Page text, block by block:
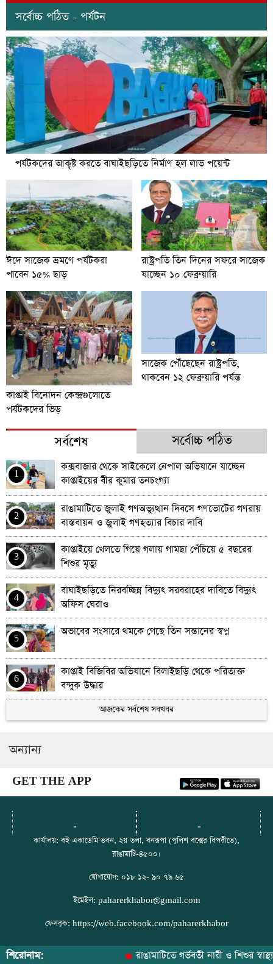
সর্বোচ্চ পঠিত - পর্যটন
পর্যটকদের আকৃষ্ট করতে বাঘাইছড়িতে নির্মাণ হল লাভ পয়েন্ট
ঈদে সাজেক ভ্রমণে পর্যটকরা
পাবেন ১৫% ছাড়
রাষ্ট্রপতি তিন দিনের সফরে সাজেক
যাচ্ছেন ১০ ফেব্রুয়ারি
কাপ্তাই বিনোদন কেন্দ্রগুলোতে
পর্যটকদের ভিড়
সাজেক পৌঁছেছেন রাষ্ট্রপতি,
থাকবেন ১২ ফেব্রুয়ারি পর্যন্ত
সর্বশেষ সর্বোচ্চ পঠিত
1
কক্সবাজার থেকে সাইকেলে নেপাল অভিযানে যাচ্ছেন
কাপ্তাইয়ের বীর কুমার তনচংগ্যা
2
রাঙামাটিতে জুলাই গণঅভ্যুত্থান দিবসে গণভোটের গণরায়
বাস্তবায়ন ও জুলাই গণহত্যার বিচার দাবি
3
কাপ্তাইয়ে খেলতে গিয়ে গলায় গামছা পেঁচিয়ে ৫ বছরের
শিশুর মৃত্যু
4
বাঘাইছড়িতে নিরবচ্ছিন্ন বিদ্যুৎ সরবরাহের দাবিতে বিদ্যুৎ
অফিস ঘেরাও
5
অভাবের সংসারে থমকে গেছে তিন সন্তানের স্বপ্ন
6
কাপ্তাই বিজিবির অভিযানে বিলাইছড়ি থেকে পরিত্যক্ত
বন্দুক উদ্ধার
7
‎পার্বত্য জেলা পরিষদের নিয়োগে ৯৩ শতাংশ মেধাভিত্তিক
নিয়োগ চেয়ে ৬ দফা দাবি কোটা বিরোধী ঐক্যজোটের
বাঘাইছড়ি থানার বিশেষ অভিযানে ৯৮ পিস ইয়াবাসহ
মহালছড়িতে সেনাবাহিনীর বিনামূল্যে চিকিৎসা সেবা, ওষুধ
আজকের সর্বশেষ সবখবর
অন্যান্য
GET THE APP
- -
কার্যালয়: বই একাডেমি ভবন, ২য় তলা, বনরূপা (পুলিশ বক্সের বিপরীতে),
রাঙামাটি-৪৫০০।
যোগাযোগ: ০১৮ ১২- ৯০ ৭৯ ৬৫
ইমেইল: paharerkhabor@gmail.com
ফেসবুক: https://web.facebook.com/paharerkhabor
শিরোনাম: রাঙামাটিতে গর্ভবতী নারী ও শিশুর